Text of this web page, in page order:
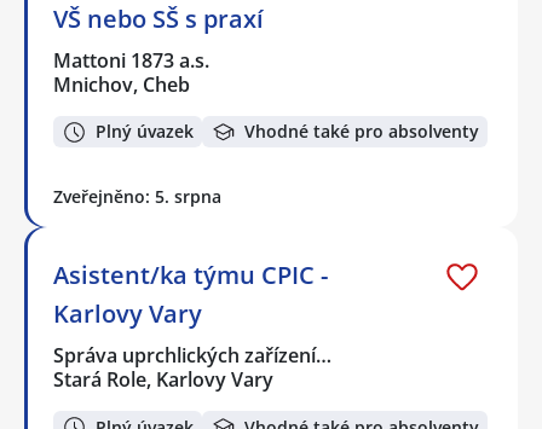
VŠ nebo SŠ s praxí
Mattoni 1873 a.s.
Mnichov, Cheb
Plný úvazek Vhodné také pro absolventy
Zveřejněno: 5. srpna
Asistent/ka týmu CPIC -
Karlovy Vary
Správa uprchlických zařízení…
Stará Role, Karlovy Vary